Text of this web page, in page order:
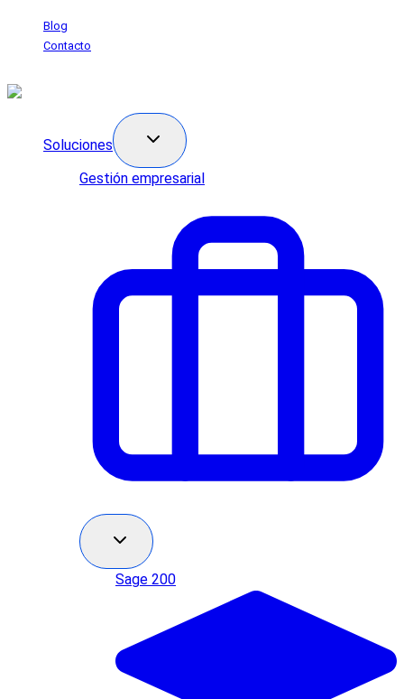
SaltarBlog
Contacto
Soluciones
Gestión empresarial
Sage 200